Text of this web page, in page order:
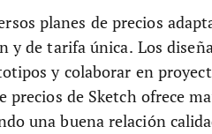
planes de precios
y de tarifa única. Los
y colaborar en
precios de Sketch ofrece
una buena relación